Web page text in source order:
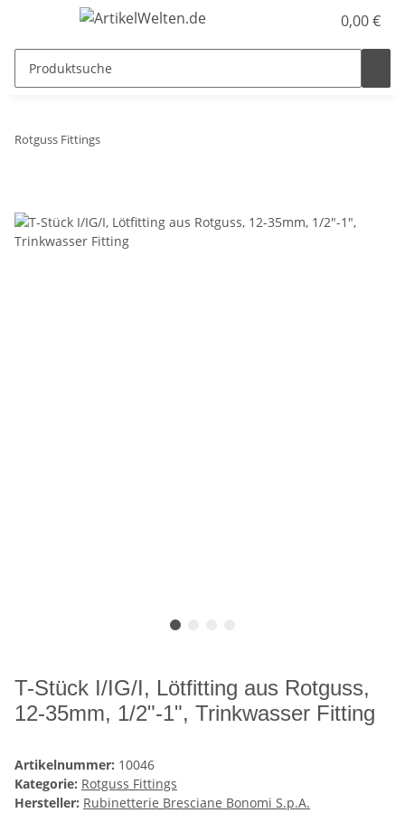
0,00 €
Rotguss Fittings
T-Stück I/IG/I, Lötfitting aus Rotguss,
12-35mm, 1/2"-1", Trinkwasser Fitting
Artikelnummer: 10046
Kategorie: Rotguss Fittings
Hersteller: Rubinetterie Bresciane Bonomi S.p.A.